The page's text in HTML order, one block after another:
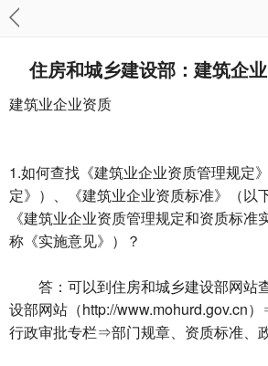
住房和城乡建设部：建筑企
建筑业企业资质
1.如何查找《建筑业企业资质管理规定
定》）、《建筑业企业资质标准》（以
《建筑业企业资质管理规定和资质标准
称《实施意见》）？
答：可以到住房和城乡建设部网站
设部网站（http://www.mohurd.gov.cn
行政审批专栏⇒部门规章、资质标准、政